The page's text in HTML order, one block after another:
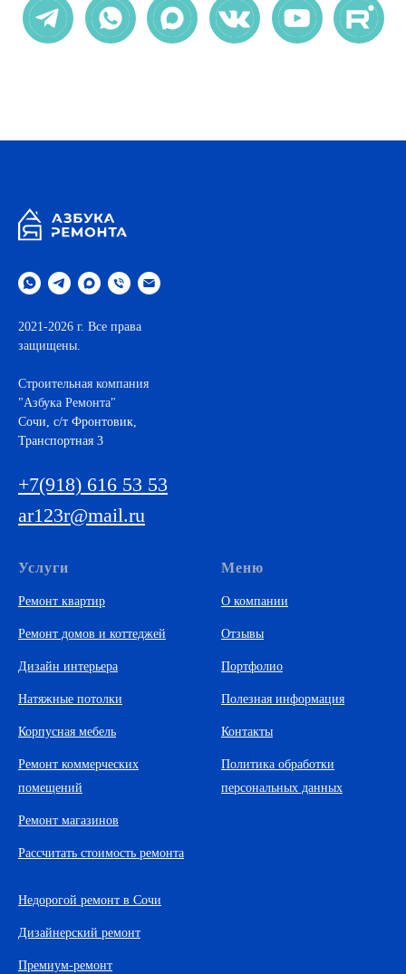
2021-2026 г. Все права
защищены.
Строительная компания
"Азбука Ремонта"
Cочи, с/т Фронтовик,
Транспортная 3
+7(918) 616 53 53
ar123r@mail.ru
Услуги
Ремонт квартир
Ремонт домов и коттеджей
Дизайн интерьера
Натяжные потолки
Корпусная мебель
Ремонт коммерческих
помещений
Ремонт магазинов
Рассчитать стоимость ремонта
Недорогой ремонт в Сочи
Дизайнерский ремонт
Премиум-ремонт
Меню
О компании
Отзывы
Портфолио
Полезная информация
Контакты
Политика обработки
персональных данных